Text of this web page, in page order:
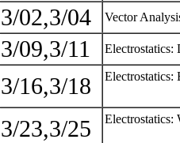
3/02,3/04 Vector
3/09,3/11 Electrostatics:
3/16,3/18 Electrostatics:
3/23,3/25 Electrostatics: